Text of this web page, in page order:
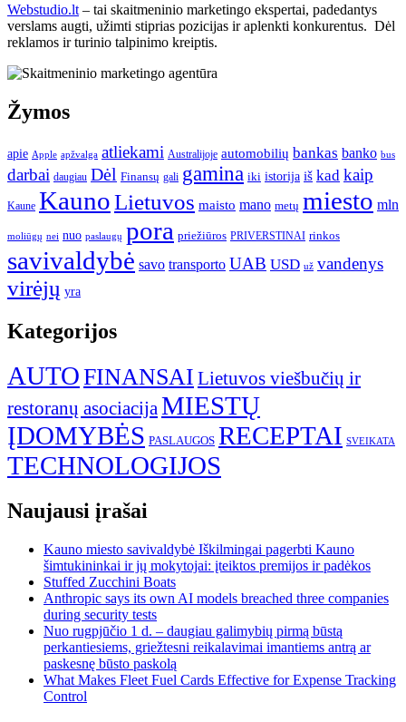
Webstudio.lt – tai skaitmeninio marketingo ekspertai, padedantys
verslams augti, užimti stiprias pozicijas ir aplenkti konkurentus. Dėl
reklamos ir turinio talpinimo kreiptis.
Žymos
apie Apple apžvalga atliekami Australijoje automobilių bankas banko bus
darbai daugiau Dėl Finansų gali gamina iki istorija iš kad kaip
Kaune KaunoLietuvos maisto mano metų miesto mln
moliūgų nei nuo paslaugų pora priežiūros PRIVERSTINAI rinkos
savivaldybė savo transporto UAB USD už vandenys
virėjų yra
Kategorijos
AUTOFINANSAI Lietuvos viešbučių ir
restoranų asociacijaMIESTŲ
ĮDOMYBĖS PASLAUGOS RECEPTAI SVEIKATA
TECHNOLOGIJOS
Naujausi įrašai
Kauno miesto savivaldybė Iškilmingai pagerbti Kauno
šimtukininkai ir jų mokytojai: įteiktos premijos ir padėkos
Stuffed Zucchini Boats
Anthropic says its own AI models breached three companies
during security tests
Nuo rugpjūčio 1 d. – daugiau galimybių pirmą būstą
perkantiesiems, griežtesni reikalavimai imantiems antrą ar
paskesnę būsto paskolą
What Makes Fleet Fuel Cards Effective for Expense Tracking
Control